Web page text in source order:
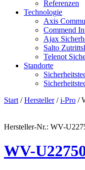
Referenzen
Technologie
Axis
Commend
Ajax
Salto
Telenot
Standorte
Start /Hersteller/i-Pro /
Hersteller-Nr.: WV-
WV-